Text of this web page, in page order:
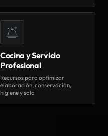
Cocina y Servicio
Profesional
Recursos para optimizar
elaboración, conservación,
higiene y sala